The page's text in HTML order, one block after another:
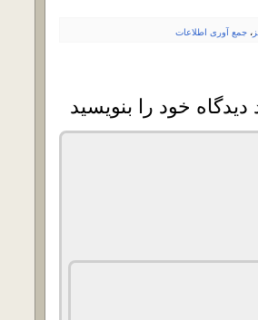
، جمع آوری اطلاعات